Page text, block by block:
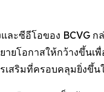
ละซีอีโอของ BCVG
ายโอกาสให้กว้างขึ้
เสริมที่ครอบคลุมยิ่งขึ้